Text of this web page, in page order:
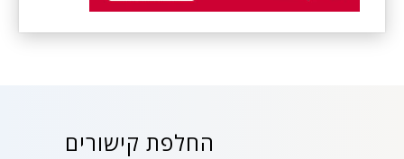
החלפת קישורים